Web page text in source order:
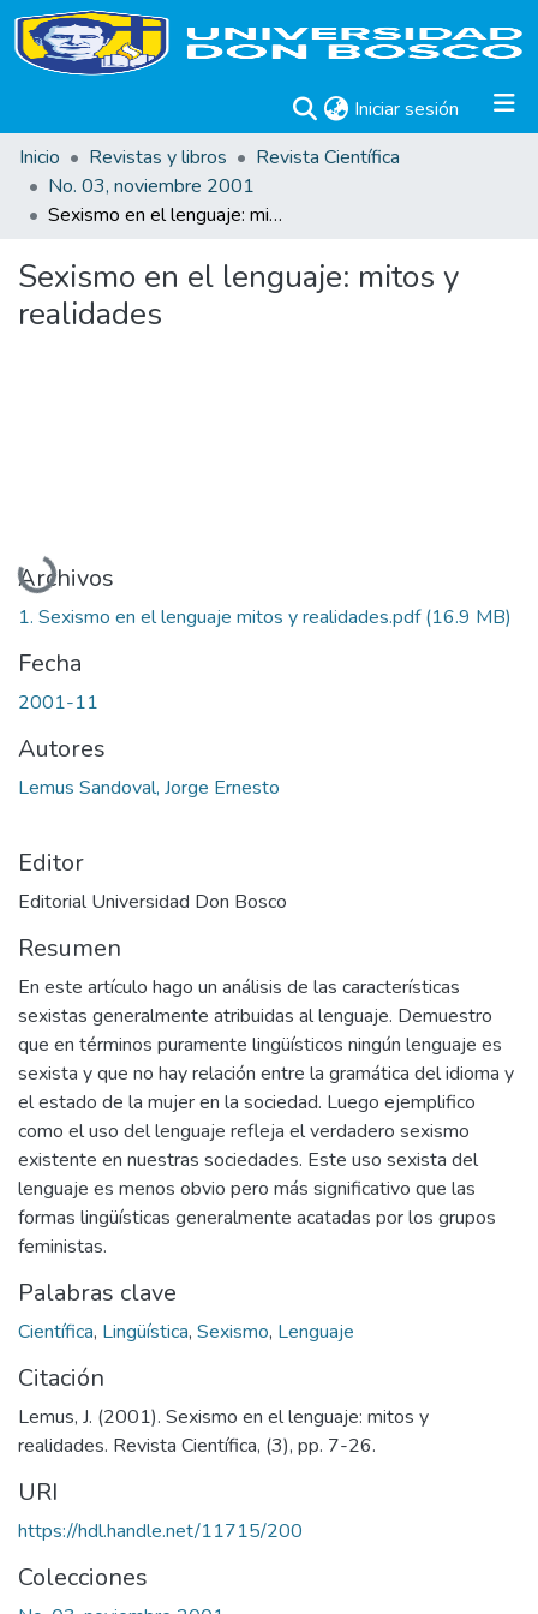
Iniciar sesión (current)
Inicio
Revistas y libros
Revista Científica
No. 03, noviembre 2001
Sexismo en el lenguaje: mitos y realidades
Sexismo en el lenguaje: mitos y
realidades
Cargando...
Archivos
1. Sexismo en el lenguaje mitos y realidades.pdf(16.9 MB)
Fecha
2001-11
Autores
Lemus Sandoval, Jorge Ernesto
Editor
Editorial Universidad Don Bosco
Resumen
En este artículo hago un análisis de las características
sexistas generalmente atribuidas al lenguaje. Demuestro
que en términos puramente lingüísticos ningún lenguaje es
sexista y que no hay relación entre la gramática del idioma y
el estado de la mujer en la sociedad. Luego ejemplifico
como el uso del lenguaje refleja el verdadero sexismo
existente en nuestras sociedades. Este uso sexista del
lenguaje es menos obvio pero más significativo que las
formas lingüísticas generalmente acatadas por los grupos
feministas.
Palabras clave
Científica, Lingüística, Sexismo, Lenguaje
Citación
Lemus, J. (2001). Sexismo en el lenguaje: mitos y
realidades. Revista Científica, (3), pp. 7-26.
URI
https://hdl.handle.net/11715/200
Colecciones